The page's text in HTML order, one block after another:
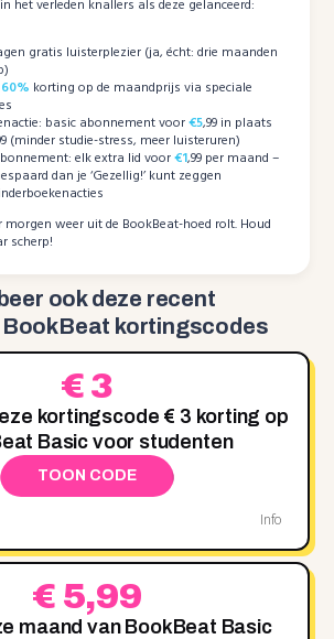
het verleden knallers als deze gelanceerd:
gratis luisterplezier (ja, écht: drie maanden
60% korting op de maandprijs via speciale
basic abonnement voor€5,99 in plaats
(minder studie-stress, meer luisteruren)
elk extra lid voor€1,99 per maand –
dan je ‘Gezellig!’ kunt zeggen
weer uit de BookBeat-hoed rolt. Houd
scherp!
ook deze recent
kortingscodes
€ 3
kortingscode € 3 korting op
Basic voor studenten
TOON CODE
Info
€ 5,99
maand van BookBeat Basic